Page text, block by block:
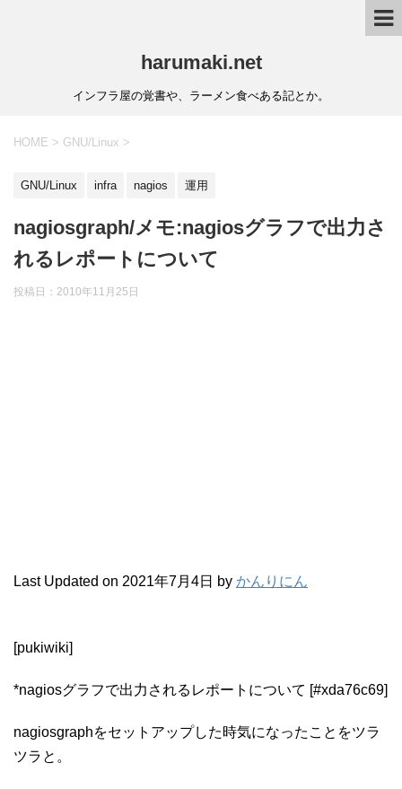
harumaki.net
インフラ屋の覚書や、ラーメン食べある記とか。
HOME > GNU/Linux >
GNU/Linux infra nagios 運用
nagiosgraph​/メモ:nagiosグラフで出力さ
れるレポートについて
投稿日：2010年11月25日
Last Updated on 2021年7月4日 by かんりにん
[pukiwiki]
*nagiosグラフで出力されるレポートについて [#xda76c69]
nagiosgraphをセットアップした時気になったことをツラ
ツラと。